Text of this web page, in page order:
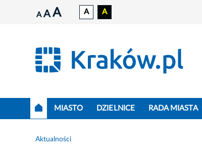
A A A A A
MIASTO DZIELNICE RADA MIASTA
Aktualności